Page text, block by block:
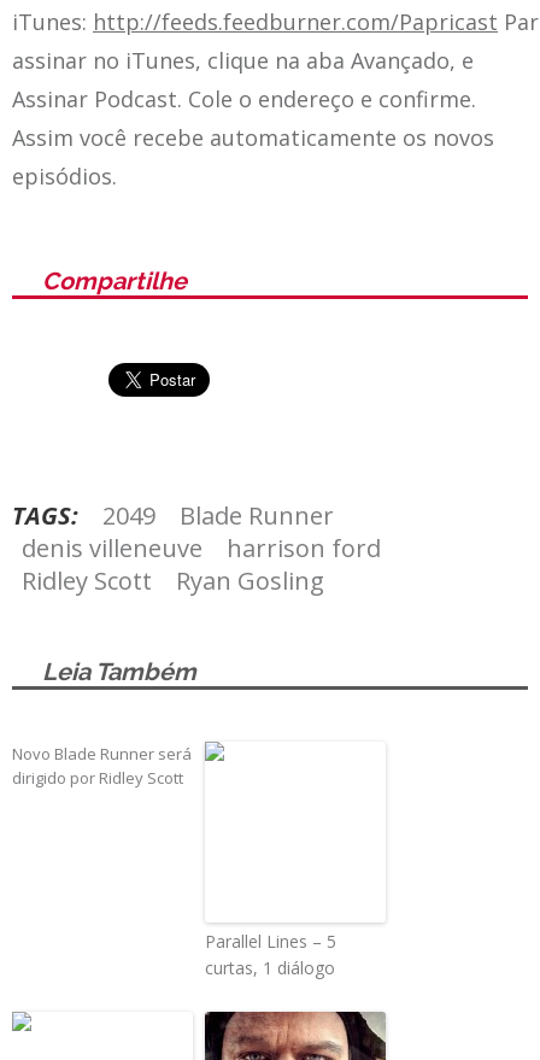
iTunes: http://feeds.feedburner.com/Papricast
assinar no iTunes, clique na aba Avançado, e
Assinar Podcast. Cole o endereço e confirme.
Assim você recebe automaticamente os novos
episódios.
Compartilhe
TAGS: 2049
Blade Runner
denis villeneuve
harrison ford
Ridley Scott
Ryan Gosling
Leia Também
Novo Blade Runner será
dirigido por Ridley Scott
Parallel Lines – 5
curtas, 1 diálogo